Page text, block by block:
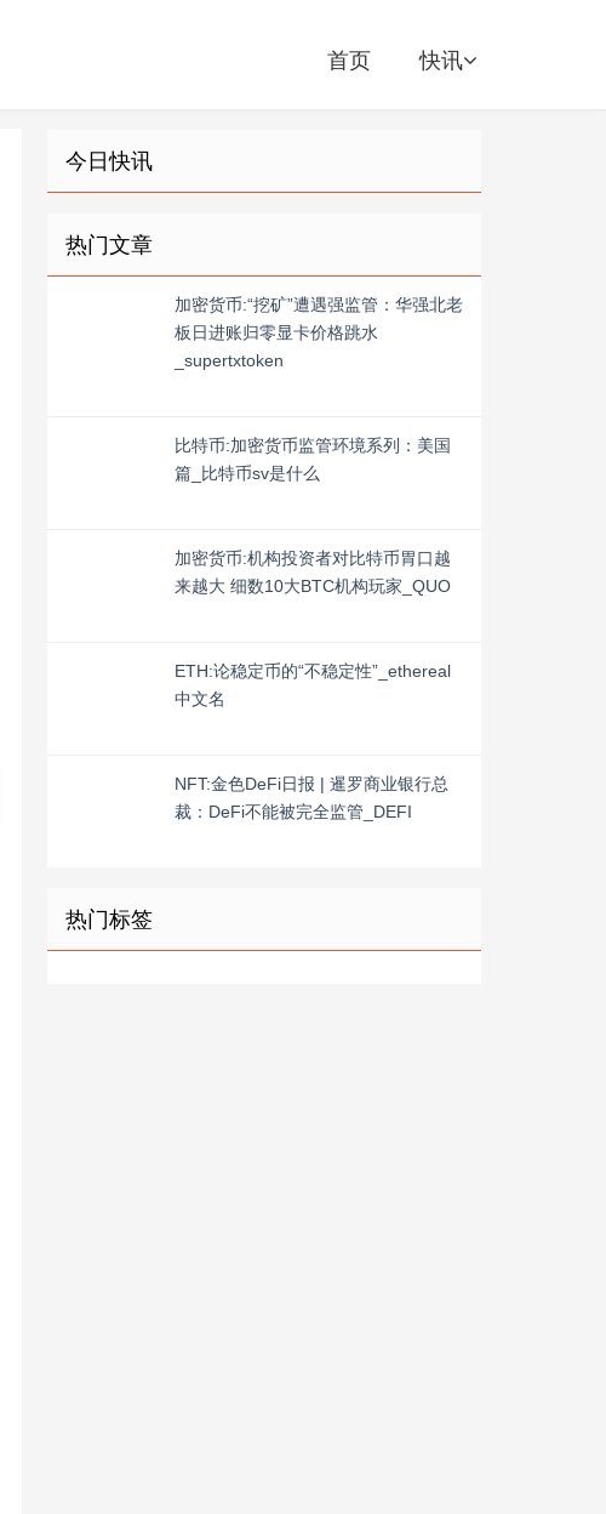
首页 快讯
今日快讯
热门文章
加密货币:“挖矿”遭遇强监管：华强北老
板日进账归零显卡价格跳水
_supertxtoken
比特币:加密货币监管环境系列：美国
篇_比特币sv是什么
加密货币:机构投资者对比特币胃口越
来越大 细数10大BTC机构玩家_QUO
ETH:论稳定币的“不稳定性”_ethereal
中文名
NFT:金色DeFi日报 | 暹罗商业银行总
裁：DeFi不能被完全监管_DEFI
热门标签